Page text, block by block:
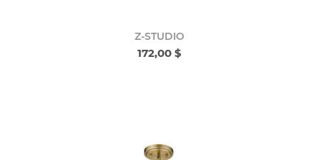
Z-STUDIO
172,00 $